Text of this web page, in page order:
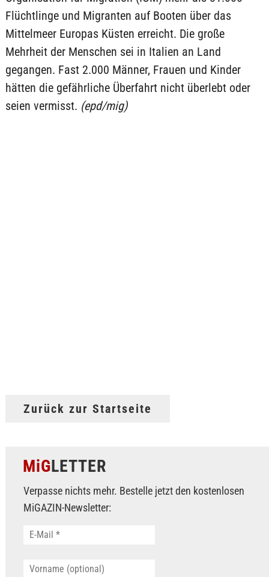
Flüchtlinge und Migranten auf Booten über das
Mittelmeer Europas Küsten erreicht. Die große
Mehrheit der Menschen sei in Italien an Land
gegangen. Fast 2.000 Männer, Frauen und Kinder
hätten die gefährliche Überfahrt nicht überlebt oder
seien vermisst. (epd/mig)
Zurück zur Startseite
MiGLETTER
Verpasse nichts mehr. Bestelle jetzt den kostenlosen
MiGAZIN-Newsletter: